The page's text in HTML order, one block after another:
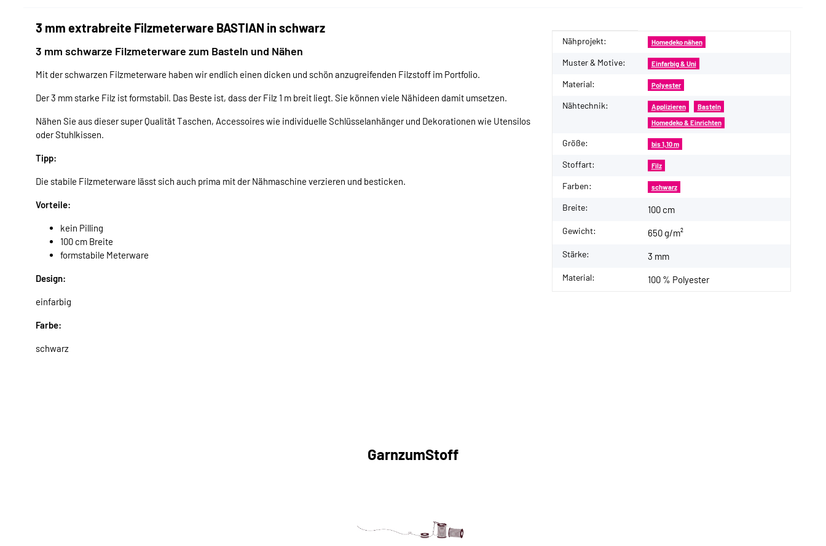
3 mm extrabreite Filzmeterware BASTIAN in schwarz
3 mm schwarze Filzmeterware zum Basteln und Nähen
Mit der schwarzen Filzmeterware haben wir endlich einen dicken und schön anzugreifenden Filzstoff im Portfolio.
Der 3 mm starke Filz ist formstabil. Das Beste ist, dass der Filz 1 m breit liegt. Sie können viele Nähideen damit umsetzen.
Nähen Sie aus dieser super Qualität Taschen, Accessoires wie individuelle Schlüsselanhänger und Dekorationen wie Utensilos
oder Stuhlkissen.
Tipp:
Die stabile Filzmeterware lässt sich auch prima mit der Nähmaschine verzieren und besticken.
Vorteile:
kein Pilling
100 cm Breite
formstabile Meterware
Design:
einfarbig
Farbe:
schwarz
Produkteigenschaft
Wert
Nähprojekt: Homedeko nähen
Muster & Motive: Einfarbig & Uni
Material: Polyester
Nähtechnik: Applizieren Basteln
Homedeko & Einrichten
Größe: bis 1,10 m
Stoffart: Filz
Farben: schwarz
Breite: 100 cm
Gewicht: 650 g/m²
Stärke: 3 mm
Material: 100 % Polyester
GarnzumStoff